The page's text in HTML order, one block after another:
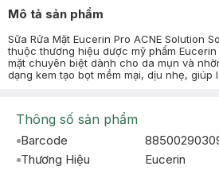
Mô tả sản phẩm
Sữa Rửa Mặt Eucerin Pro ACNE Solution
thuộc thương hiệu dược mỹ phẩm
mặt chuyên biệt dành cho da mụn và
dạng kem tạo bọt mềm mại, dịu nhẹ, giúp
Thông số sản phẩm
Barcode
Thương Hiệu
Eucerin